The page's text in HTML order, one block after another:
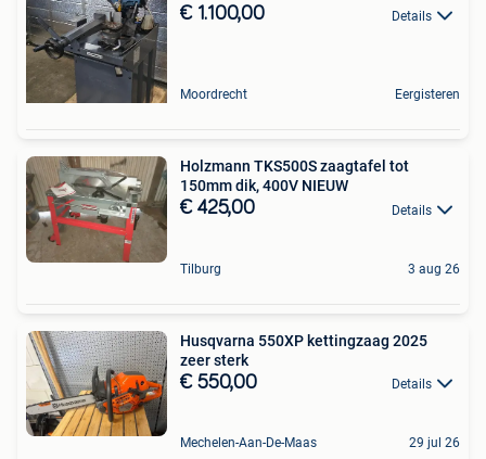
€ 1.100,00 Details
Moordrecht Eergisteren
Holzmann TKS500S zaagtafel tot
150mm dik, 400V NIEUW
€ 425,00 Details
Tilburg 3 aug 26
Husqvarna 550XP kettingzaag 2025
zeer sterk
€ 550,00 Details
Mechelen-Aan-De-Maas 29 jul 26